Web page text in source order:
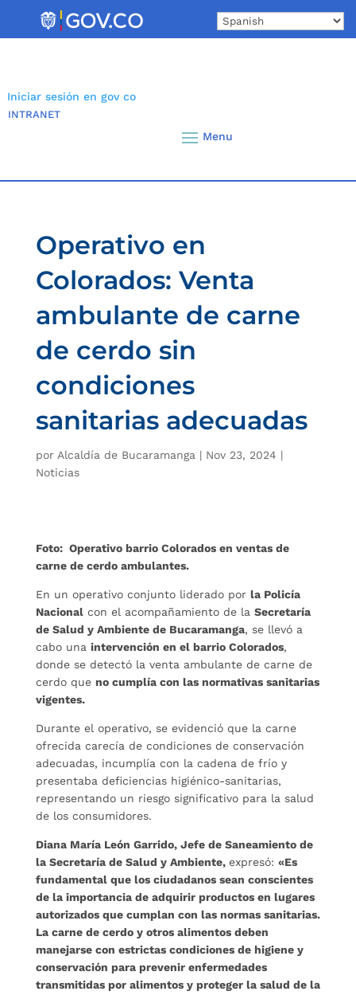
Iniciar sesión en gov co
INTRANET
Operativo en
Colorados: Venta
ambulante de carne
de cerdo sin
condiciones
sanitarias adecuadas
por Alcaldía de Bucaramanga | Nov 23, 2024 |
Noticias
Foto: Operativo barrio Colorados en ventas de
carne de cerdo ambulantes.
En un operativo conjunto liderado por la Policía
Nacionalcon el acompañamiento de la Secretaría
de Salud y Ambiente de Bucaramanga, se llevó a
cabo una intervención en el barrio Colorados,
donde se detectó la venta ambulante de carne de
cerdo que no cumplía con las normativas sanitarias
vigentes.
Durante el operativo, se evidenció que la carne
ofrecida carecía de condiciones de conservación
adecuadas, incumplía con la cadena de frío y
presentaba deficiencias higiénico-sanitarias,
representando un riesgo significativo para la salud
de los consumidores.
Diana María León Garrido, Jefe de Saneamiento de
la Secretaría de Salud y Ambiente, expresó: «Es
fundamental que los ciudadanos sean conscientes
de la importancia de adquirir productos en lugares
autorizados que cumplan con las normas sanitarias.
La carne de cerdo y otros alimentos deben
manejarse con estrictas condiciones de higiene y
conservación para prevenir enfermedades
transmitidas por alimentos y proteger la salud de la